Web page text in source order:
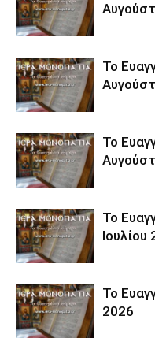
Το
Το
Το
Ιουλίου
Το
2026